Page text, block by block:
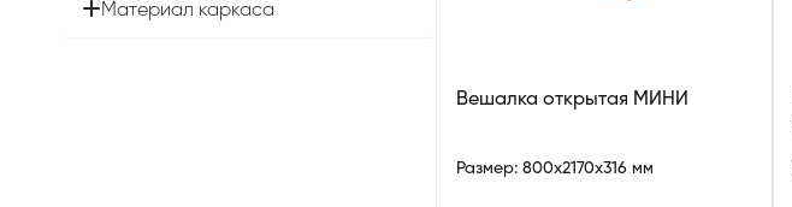
Материал каркаса
Вешалка открытая МИНИ
Размер: 800x2170x316 мм